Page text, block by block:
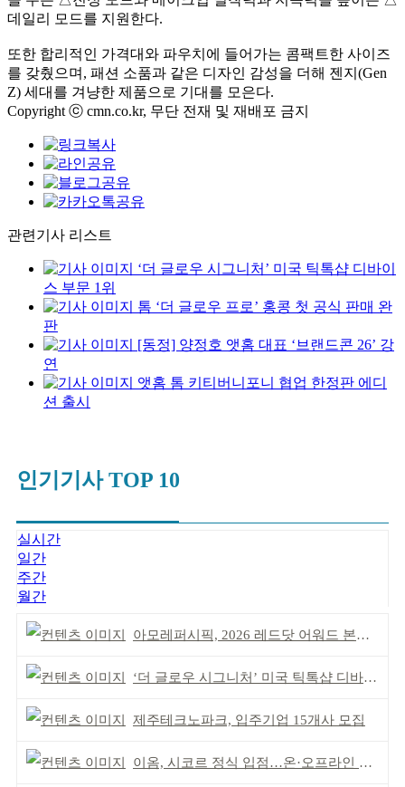
데일리 모드를 지원한다.
또한 합리적인 가격대와 파우치에 들어가는 콤팩트한 사이즈
를 갖췄으며, 패션 소품과 같은 디자인 감성을 더해 젠지(Gen
Z) 세대를 겨냥한 제품으로 기대를 모은다.
Copyright ⓒ cmn.co.kr, 무단 전재 및 재배포 금지
관련기사 리스트
‘더 글로우 시그니처’ 미국 틱톡샵 디바이
스 부문 1위
톰 ‘더 글로우 프로’ 홍콩 첫 공식 판매 완
판
[동정] 양정호 앳홈 대표 ‘브랜드콘 26’ 강
연
앳홈 톰 키티버니포니 협업 한정판 에디
션 출시
인기기사 TOP 10
실시간
일간
주간
월간
아모레퍼시픽, 2026 레드닷 어워드 본상 2개 수상
‘더 글로우 시그니처’ 미국 틱톡샵 디바이스 부문 1위
제주테크노파크, 입주기업 15개사 모집
이옴, 시코르 정식 입점…온·오프라인 유통망 확대